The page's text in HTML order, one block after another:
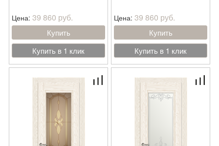
Цена: 39 860 руб.
Купить
Купить в 1 клик
Цена: 39 860 руб.
Купить
Купить в 1 клик